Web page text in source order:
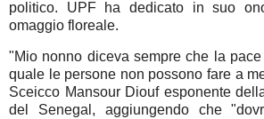
politico. UPF ha dedicato in suo
omaggio floreale.
"Mio nonno diceva sempre che la
quale le persone non possono fare a
Sceicco Mansour Diouf esponente
del Senegal, aggiungendo che